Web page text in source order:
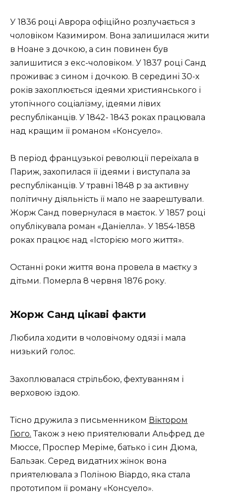
У 1836 році Аврора офіційно розлучається з
чоловіком Казимиром. Вона залишилася жити
в Ноане з дочкою, а син повинен був
залишитися з екс-чоловіком. У 1837 році Санд
проживає з сином і дочкою. В середині 30-х
років захоплюється ідеями християнського і
утопічного соціалізму, ідеями лівих
республіканців. У 1842- 1843 роках працювала
над кращим її романом «Консуело».
В період французької революції переїхала в
Париж, захопилася її ідеями і виступала за
республіканців. У травні 1848 p за активну
політичну діяльність її мало не заарештували.
Жорж Санд повернулася в маєток. У 1857 році
опублікувала роман «Даніелла». У 1854-1858
роках працює над «Історією мого життя».
Останні роки життя вона провела в маєтку з
дітьми. Померла 8 червня 1876 року.
Жорж Санд цікаві факти
Любила ходити в чоловічому одязі і мала
низький голос.
Захоплювалася стрільбою, фехтуванням і
верховою їздою.
Тісно дружила з письменником Віктором
Гюго. Також з нею приятелювали Альфред де
Мюссе, Проспер Меріме, батько і син Дюма,
Бальзак. Серед видатних жінок вона
приятелювала з Поліною Віардо, яка стала
прототипом її роману «Консуело».